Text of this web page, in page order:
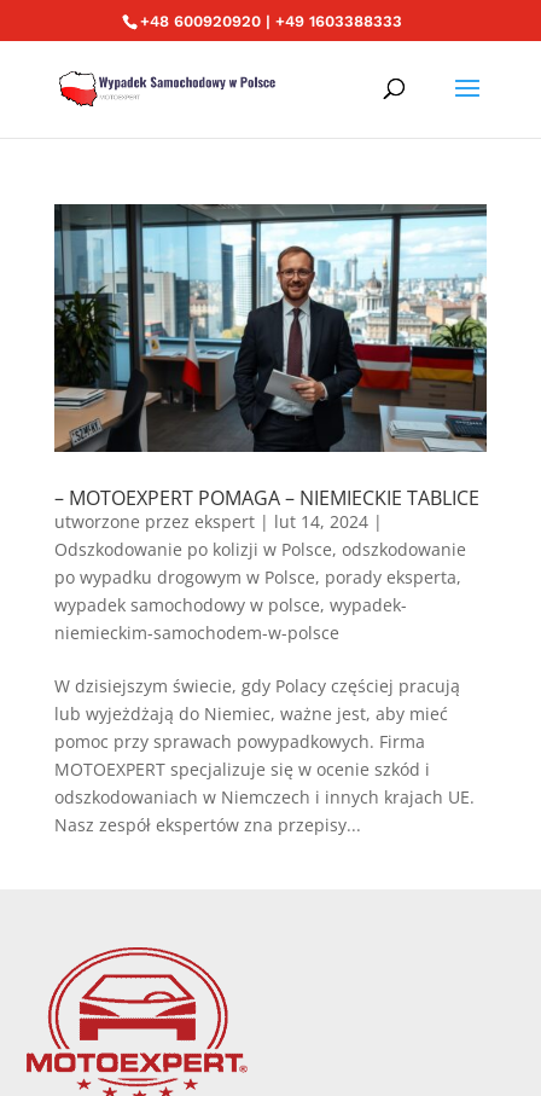
+48 600920920 | +49 1603388333
– MOTOEXPERT POMAGA – NIEMIECKIE TABLICE
utworzone przez ekspert| lut 14, 2024|
Odszkodowanie po kolizji w Polsce, odszkodowanie
po wypadku drogowym w Polsce, porady eksperta,
wypadek samochodowy w polsce, wypadek-
niemieckim-samochodem-w-polsce
W dzisiejszym świecie, gdy Polacy częściej pracują
lub wyjeżdżają do Niemiec, ważne jest, aby mieć
pomoc przy sprawach powypadkowych. Firma
MOTOEXPERT specjalizuje się w ocenie szkód i
odszkodowaniach w Niemczech i innych krajach UE.
Nasz zespół ekspertów zna przepisy...